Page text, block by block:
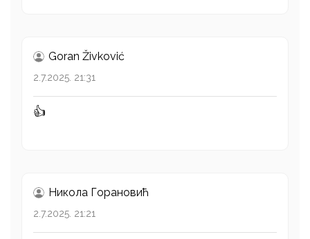
Goran Živković
2.7.2025. 21:31
👍
Никола Горановић
2.7.2025. 21:21